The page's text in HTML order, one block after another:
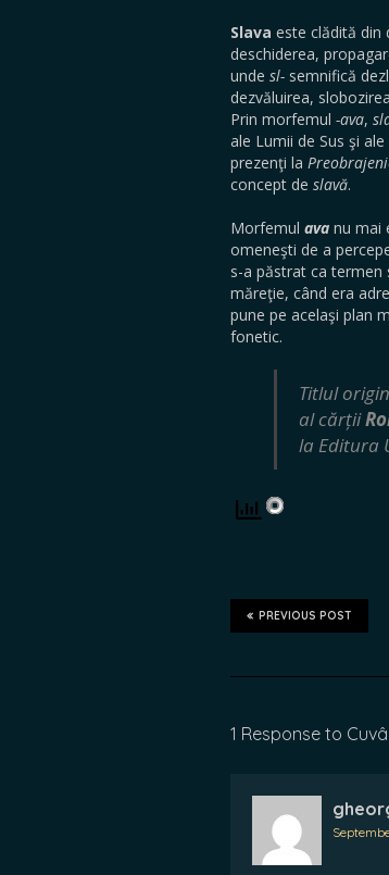
Slava este clădită din
deschiderea,
unde sl- semnifică
dezvăluirea,
Prin morfemul -ava,
ale Lumii de Sus şi
prezenţi la
concept de slavă.
Morfemul ava nu mai
omeneşti de a
s-a păstrat ca
măreţie, când era
pune pe acelaşi plan
fonetic.
Titlul
al cărții
la Editura
PREVIOUS POST
1 Response to